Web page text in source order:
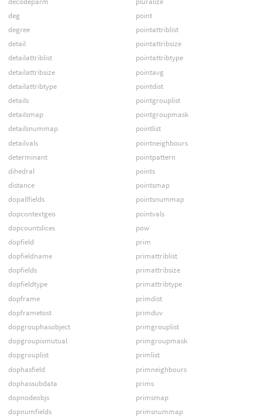
deg
degree
detail
detailattriblist
detailattribsize
detailattribtype
details
detailsmap
detailsnummap
detailvals
determinant
dihedral
distance
dopallfields
dopcontextgeo
dopcountslices
dopfield
dopfieldname
dopfields
dopfieldtype
dopframe
dopframetost
dopgrouphasobject
dopgroupismutual
dopgrouplist
dophasfield
dophassubdata
dopnodeobjs
dopnumfields
point
pointattriblist
pointattribsize
pointattribtype
pointavg
pointdist
pointgrouplist
pointgroupmask
pointlist
pointneighbours
pointpattern
points
pointsmap
pointsnummap
pointvals
pow
prim
primattriblist
primattribsize
primattribtype
primdist
primduv
primgrouplist
primgroupmask
primlist
primneighbours
prims
primsmap
primsnummap